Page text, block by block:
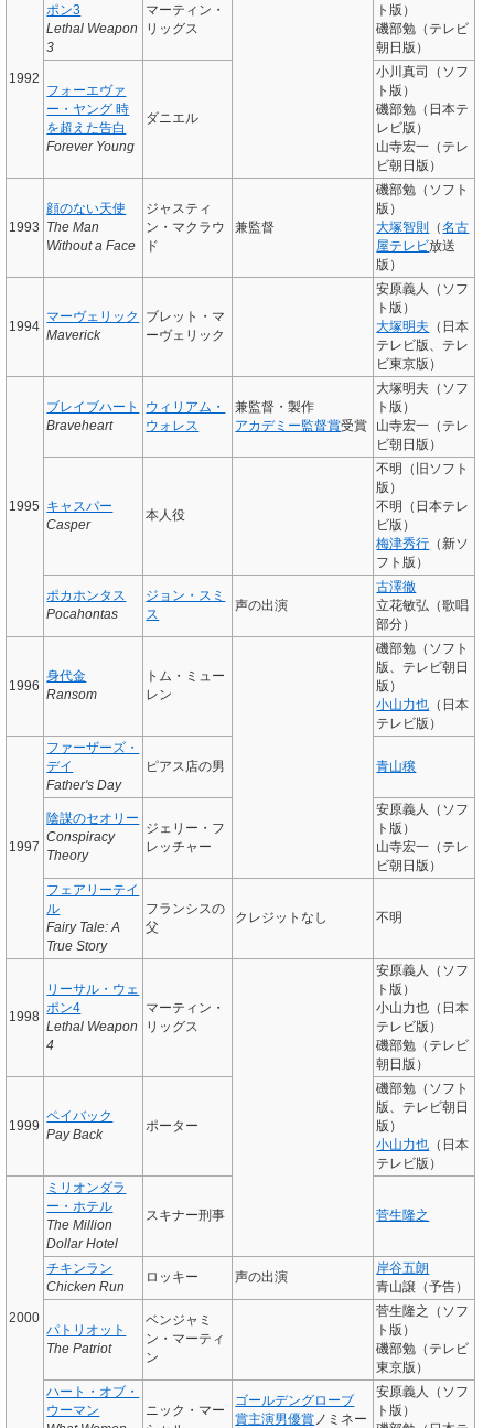
1992
ポン3
Lethal Weapon
3
マーティン・
リッグス
ト版）
磯部勉（テレビ
朝日版）
フォーエヴァ
ー・ヤング 時
を超えた告白
Forever Young
ダニエル
小川真司（ソフ
ト版）
磯部勉（日本テ
レビ版）
山寺宏一（テレ
ビ朝日版）
1993
顔のない天使
The Man
Without a Face
ジャスティ
ン・マクラウ
ド
兼監督
磯部勉（ソフト
版）
大塚智則 （名古
屋テレビ放送
版）
1994
マーヴェリック
Maverick
ブレット・マ
ーヴェリック
安原義人（ソフ
ト版）
大塚明夫 （日本
テレビ版、テレ
ビ東京版）
1995
ブレイブハート
Braveheart
ウィリアム・
ウォレス
兼監督・製作
アカデミー監督賞受賞
大塚明夫（ソフ
ト版）
山寺宏一（テレ
ビ朝日版）
キャスパー
Casper
本人役
不明（旧ソフト
版）
不明（日本テレ
ビ版）
梅津秀行 （新ソ
フト版）
ポカホンタス
Pocahontas
ジョン・スミ
ス
声の出演
古澤徹
立花敏弘（歌唱
部分）
1996
身代金
Ransom
トム・ミュー
レン
磯部勉（ソフト
版、テレビ朝日
版）
小山力也 （日本
テレビ版）
1997
ファーザーズ・
デイ
Father's Day
ピアス店の男 青山穣
陰謀のセオリー
Conspiracy
Theory
ジェリー・フ
レッチャー
安原義人（ソフ
ト版）
山寺宏一（テレ
ビ朝日版）
フェアリーテイ
ル
Fairy Tale: A
True Story
フランシスの
父
クレジットなし 不明
1998
リーサル・ウェ
ポン4
Lethal Weapon
4
マーティン・
リッグス
安原義人（ソフ
ト版）
小山力也（日本
テレビ版）
磯部勉（テレビ
朝日版）
1999
ペイバック
Pay Back
ポーター
磯部勉（ソフト
版、テレビ朝日
版）
小山力也 （日本
テレビ版）
2000
ミリオンダラ
ー・ホテル
The Million
Dollar Hotel
スキナー刑事 菅生隆之
チキンラン
Chicken Run
ロッキー 声の出演
岸谷五朗
青山譲（予告）
パトリオット
The Patriot
ベンジャミ
ン・マーティ
ン
菅生隆之（ソフ
ト版）
磯部勉（テレビ
東京版）
ハート・オブ・
ウーマン
ニック・マー
ゴールデングローブ
賞主演男優賞 ノミネー
安原義人（ソフ
ト版）